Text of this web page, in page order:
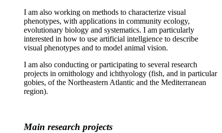
I am also working on methods to characterize visual
phenotypes, with applications in community ecology,
evolutionary biology and systematics. I am particularly
interested in how to use artificial intellgience to describe
visual phenotypes and to model animal vision.
I am also conducting or participating to several research
projects in ornithology and ichthyology (fish, and in particular
gobies, of the Northeastern Atlantic and the Mediterranean
region).
Main research projects